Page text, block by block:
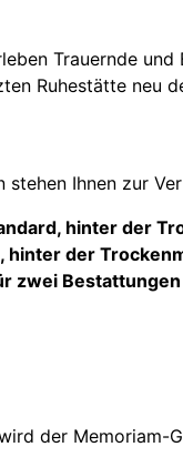
Trauernde
Ruhestätte neu
stehen Ihnen zur
hinter der
hinter der
zwei
der Memoriam-